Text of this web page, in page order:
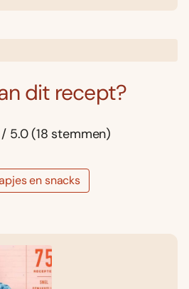
dit recept?
5.0 (18 stemmen)
en snacks